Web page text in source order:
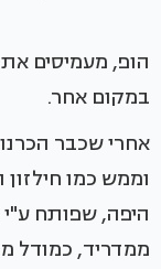
הופ, מעמיסים
במקום אחר.
אחרי שכבר
וממש כמו
ממדריד, כמודל